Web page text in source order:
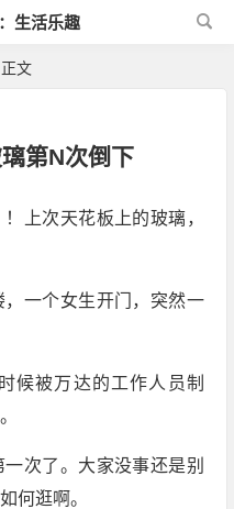
生活乐趣
正文
第N次倒下
上次天花板上的玻璃，
一个女生开门，突然一
候被万达的工作人员制
次了。大家没事还是别
何逛啊。